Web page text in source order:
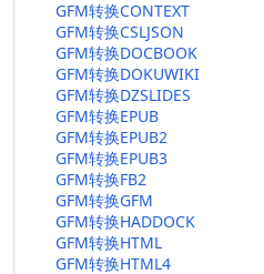
GFM转换CONTEXT
GFM转换CSLJSON
GFM转换DOCBOOK
GFM转换DOKUWIKI
GFM转换DZSLIDES
GFM转换EPUB
GFM转换EPUB2
GFM转换EPUB3
GFM转换FB2
GFM转换GFM
GFM转换HADDOCK
GFM转换HTML
GFM转换HTML4